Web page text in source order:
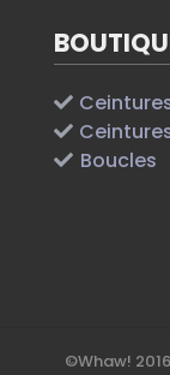
Boucles
©Whaw! 2016